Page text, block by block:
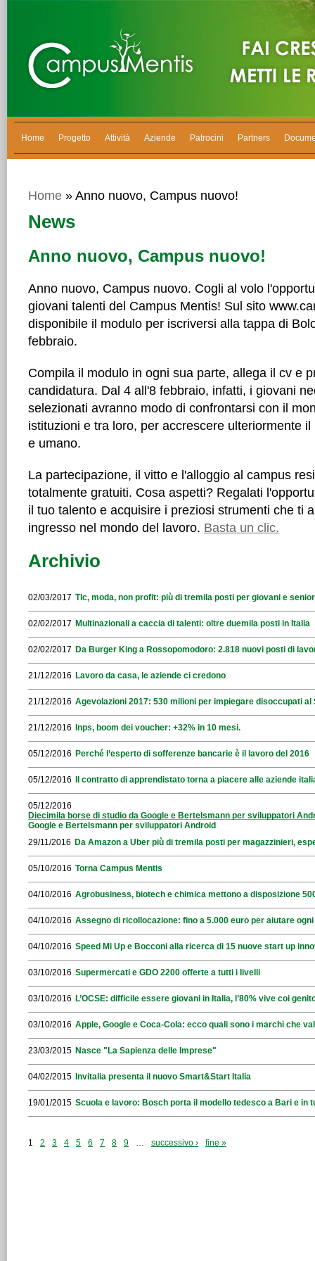
Home Progetto Attività Aziende Patrocini Partners
Home » Anno nuovo, Campus nuovo!
News
Anno nuovo, Campus nuovo!
Anno nuovo, Campus nuovo. Cogli al volo
giovani talenti del Campus Mentis! Sul sito
disponibile il modulo per iscriversi alla tappa di
febbraio.
Compila il modulo in ogni sua parte, allega il cv e
candidatura. Dal 4 all'8 febbraio, infatti, i giovani
selezionati avranno modo di confrontarsi con il
istituzioni e tra loro, per accrescere ulteriormente
e umano.
La partecipazione, il vitto e l'alloggio al campus
totalmente gratuiti. Cosa aspetti? Regalati
il tuo talento e acquisire i preziosi strumenti che ti
ingresso nel mondo del lavoro. Basta un clic.
Archivio
02/03/2017 Tlc, moda, non profit: più di tremila posti per giovani e
02/02/2017 Multinazionali a caccia di talenti: oltre duemila posti in Italia
02/02/2017 Da Burger King a Rossopomodoro: 2.818 nuovi posti di
21/12/2016 Lavoro da casa, le aziende ci credono
21/12/2016 Agevolazioni 2017: 530 milioni per impiegare disoccupati al
21/12/2016 Inps, boom dei voucher: +32% in 10 mesi.
05/12/2016 Perché l’esperto di sofferenze bancarie è il lavoro del 2016
05/12/2016 Il contratto di apprendistato torna a piacere alle aziende
05/12/2016
Diecimila borse di studio da Google e Bertelsmann per sviluppatori
Google e Bertelsmann per sviluppatori Android
29/11/2016 Da Amazon a Uber più di tremila posti per magazzinieri,
05/10/2016 Torna Campus Mentis
04/10/2016 Agrobusiness, biotech e chimica mettono a disposizione
04/10/2016 Assegno di ricollocazione: fino a 5.000 euro per aiutare
04/10/2016 Speed Mi Up e Bocconi alla ricerca di 15 nuove start up
03/10/2016 Supermercati e GDO 2200 offerte a tutti i livelli
03/10/2016 L’OCSE: difficile essere giovani in Italia, l’80% vive coi
03/10/2016 Apple, Google e Coca-Cola: ecco quali sono i marchi che
23/03/2015 Nasce "La Sapienza delle Imprese"
04/02/2015 Invitalia presenta il nuovo Smart&Start Italia
19/01/2015 Scuola e lavoro: Bosch porta il modello tedesco a Bari e in
1 2 3 4 5 6 7 8 9 … successivo › fine »